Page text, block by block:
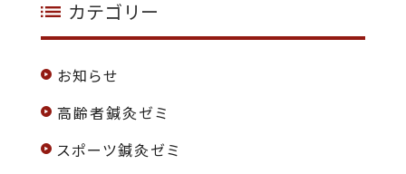
カテゴリー
お知らせ
高齢者鍼灸ゼミ
スポーツ鍼灸ゼミ